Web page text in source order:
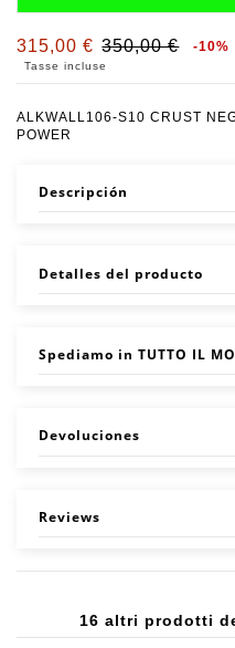
315,00 € 350,00 € -10%
Tasse incluse
ALKWALL106-S10 CRUST
POWER
Descripción
Detalles del producto
Spediamo in TUTTO IL
Devoluciones
Reviews
16 altri prodotti